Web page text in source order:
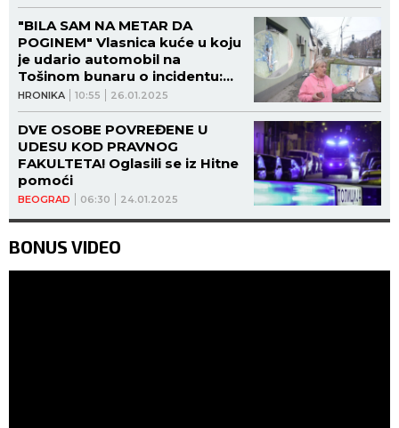
HRONIKA 10:55 26.01.2025
"BILA SAM NA METAR DA
POGINEM" Vlasnica kuće u koju
je udario automobil na
Tošinom bunaru o incidentu:
OSEĆALA SAM SE KAO DA JE
BOMBARDOVANJE! (FOTO,
VIDEO)
BEOGRAD 06:30 24.01.2025
DVE OSOBE POVREĐENE U
UDESU KOD PRAVNOG
FAKULTETA! Oglasili se iz Hitne
pomoći
BONUS VIDEO